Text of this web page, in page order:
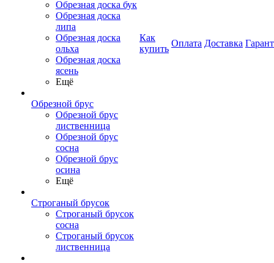
Обрезная доска бук
Обрезная доска
липа
Обрезная доска
ольха
Обрезная доска
ясень
Ещё
Обрезной брус
Обрезной брус
лиственница
Обрезной брус
сосна
Обрезной брус
осина
Ещё
Строганый брусок
Строганый брусок
сосна
Строганый брусок
лиственница
Как
купить
Оплата Доставка